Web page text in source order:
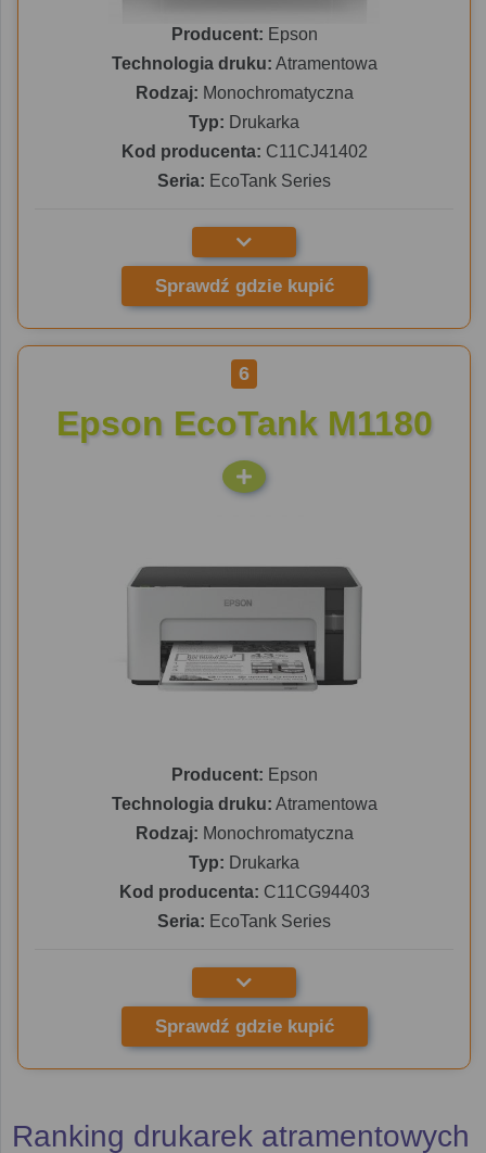
Producent: Epson
Technologia druku: Atramentowa
Rodzaj: Monochromatyczna
Typ: Drukarka
Kod producenta: C11CJ41402
Seria: EcoTank Series
Sprawdź gdzie kupić
6
Epson EcoTank M1180
Producent: Epson
Technologia druku: Atramentowa
Rodzaj: Monochromatyczna
Typ: Drukarka
Kod producenta: C11CG94403
Seria: EcoTank Series
Sprawdź gdzie kupić
Ranking drukarek atramentowych